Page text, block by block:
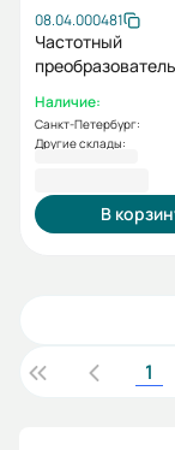
08.04.000481
Частотный
18.5/22кВт, 380В
Наличие:
Санкт-Петербург:
Другие склады:
В
1